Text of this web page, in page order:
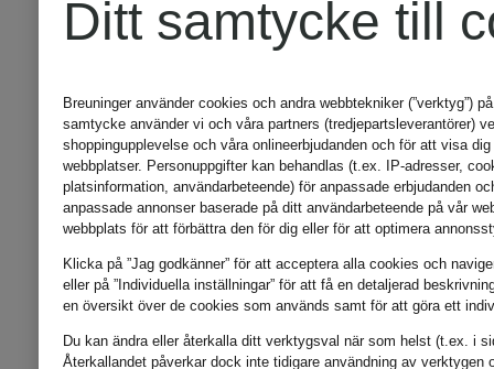
HERZEN'S
ANGELEGENHEIT
Skjortblus
i siden
2 305
Ditt samtycke till
Breuninger använder cookies och andra webbtekniker (”verktyg”)
samtycke använder vi och våra partners (tredjepartsleverantörer)
shoppingupplevelse och våra onlineerbjudanden och för att visa
webbplatser. Personuppgifter kan behandlas (t.ex. IP-adresser,
platsinformation, användarbeteende) för anpassade erbjudanden
anpassade annonser baserade på ditt användarbeteende på vår
webbplats för att förbättra den för dig eller för att optimera
Klicka på ”Jag godkänner” för att acceptera alla cookies och
eller på ”Individuella inställningar” för att få en detaljerad
en översikt över de cookies som används samt för att göra ett
Du kan ändra eller återkalla ditt verktygsval när som helst (t.ex. i
Återkallandet påverkar dock inte tidigare användning av verktygen